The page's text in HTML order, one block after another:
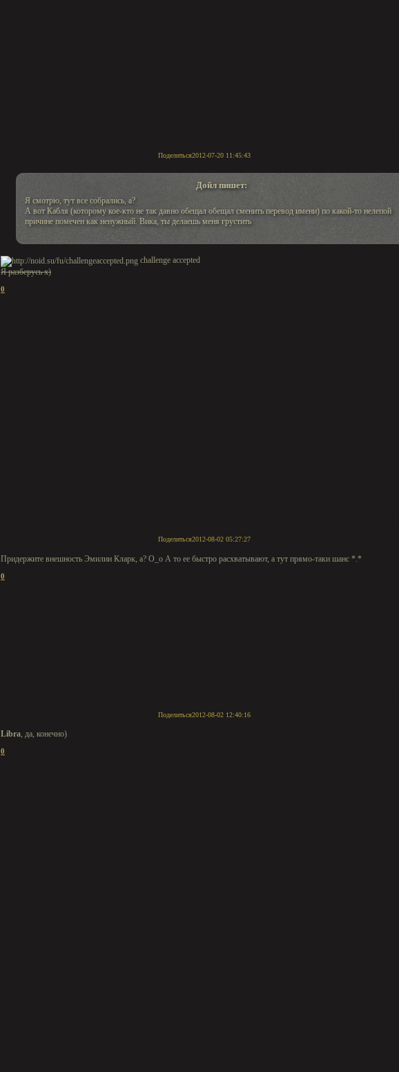
Поделиться2012-07-20 11:45:43
Дойл пишет:
Я смотрю, тут все собрались, а?
А вот Кабля (которому кое-кто не так давно обещал обещал сменить перевод имени) по какой-то нелепой
причине помечен как ненужный. Вика, ты делаешь меня грустить
challenge accepted
Я разберусь х)
0
Поделиться2012-08-02 05:27:27
Придержите внешность Эмилии Кларк, а? О_о А то ее быстро расхватывают, а тут прямо-таки шанс *.*
0
Поделиться2012-08-02 12:40:16
Libra, да, конечно)
0